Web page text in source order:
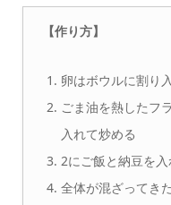
【作り方】
卵はボウルに割り
ごま油を熱したフ
入れて炒める
2にご飯と納豆を
全体が混ざってき